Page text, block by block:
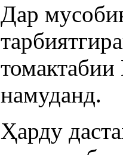
Дар
намуданд.
Ҳарду